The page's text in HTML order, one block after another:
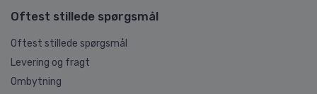
Oftest stillede spørgsmål
Oftest stillede spørgsmål
Levering og fragt
Ombytning